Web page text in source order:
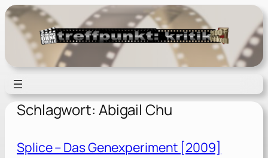
Zum
Inhalt
springen
Schlagwort: Abigail Chu
Splice – Das Genexperiment [2009]